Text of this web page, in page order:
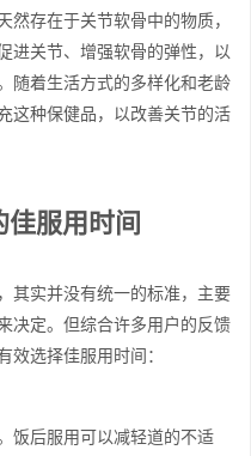
然存在于关节软骨中的物质，
进关节、增强软骨的弹性，以
随着生活方式的多样化和老龄
这种保健品，以改善关节的活
服用时间
其实并没有统一的标准，主要
决定。但综合许多用户的反馈
效选择佳服用时间：
饭后服用可以减轻道的不适